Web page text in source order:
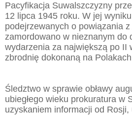
Pacyfikacja Suwalszczyzny
12 lipca 1945 roku. W jej
podejrzewanych o powiązania
zamordowano w nieznanym do
wydarzenia za największą po II
zbrodnię dokonaną na
Śledztwo w sprawie obławy
ubiegłego wieku prokuratura w
uzyskaniem informacji od Rosji,